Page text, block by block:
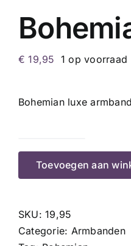
€ 19,95 1 op voorraad
Bohemian luxe armband
luxe
aantal
Toevoegen aan
SKU:19,95
Categorie: Armbanden